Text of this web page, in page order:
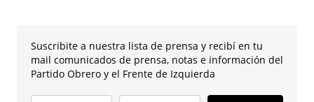
Suscribite a nuestra lista de prensa y recibí en tu
mail comunicados de prensa, notas e información del
Partido Obrero y el Frente de Izquierda